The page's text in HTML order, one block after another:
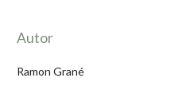
Autor
Ramon Grané